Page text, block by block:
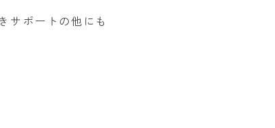
サポートの他にも